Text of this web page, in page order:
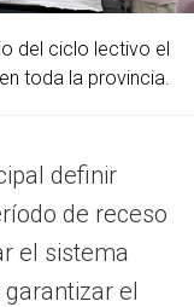
del ciclo lectivo el
toda la provincia.
definir
de receso
el sistema
el